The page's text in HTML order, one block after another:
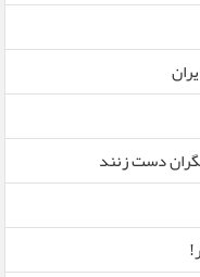
دست زنند